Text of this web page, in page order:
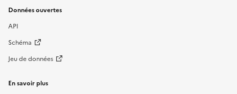
Données ouvertes
API
Schéma
Jeu de données
En savoir plus